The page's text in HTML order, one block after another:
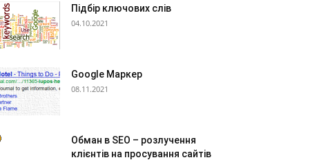
Підбір ключових слів
04.10.2021
Google Маркер
08.11.2021
Обман в SEO – розлучення
клієнтів на просування сайтів